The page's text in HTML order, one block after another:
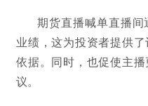
期货直播喊单直播
业绩，这为投资者提供
依据。同时，也促使主
议。